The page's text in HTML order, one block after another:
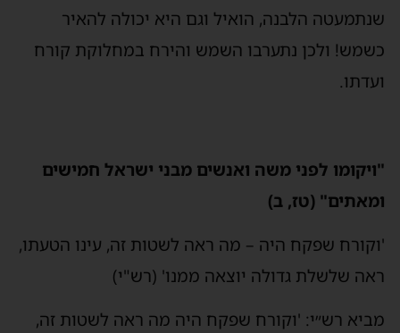
שנתמעטה הלבנה, הואיל וגם היא יכולה להאיר
כשמש! ולכן נתערבו השמש והירח במחלוקת קורח
ועדתו.
"ויקומו לפני משה ואנשים מבני ישראל חמישים
ומאתים" (טז, ב)
'וקורח שפקח היה – מה ראה לשטות זה, עינו הטעתו,
ראה שלשלת גדולה יוצאה ממנו' (רש"י)
מביא רש״י: 'וקורח שפקח היה מה ראה לשטות זה,